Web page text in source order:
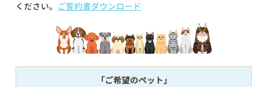
ください。 ご誓約書ダウンロード
「ご希望のペット」